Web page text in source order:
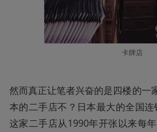
卡牌店
然而真正让笔者兴奋的是四楼的一
本的二手店不？日本最大的全国连
这家二手店从1990年开张以来每